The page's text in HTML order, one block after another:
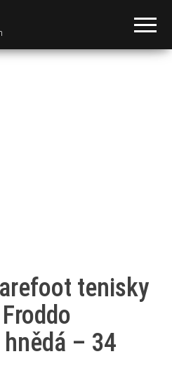
tenisky
– 34